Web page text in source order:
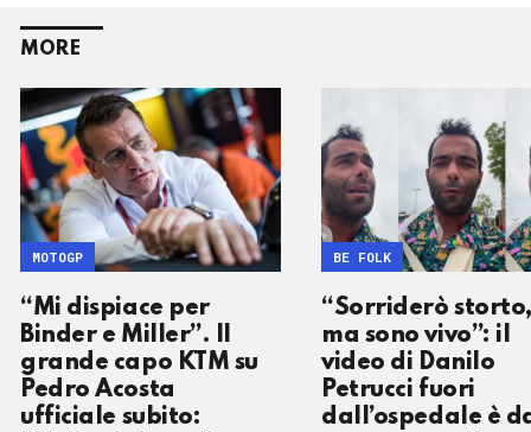
MORE
“Mi dispiace per
Binder e Miller”. Il
grande capo KTM su
Pedro Acosta
ufficiale subito:
MOTOGP
“Sorriderò storto,
ma sono vivo”: il
video di Danilo
Petrucci fuori
dall’ospedale è
BE FOLK